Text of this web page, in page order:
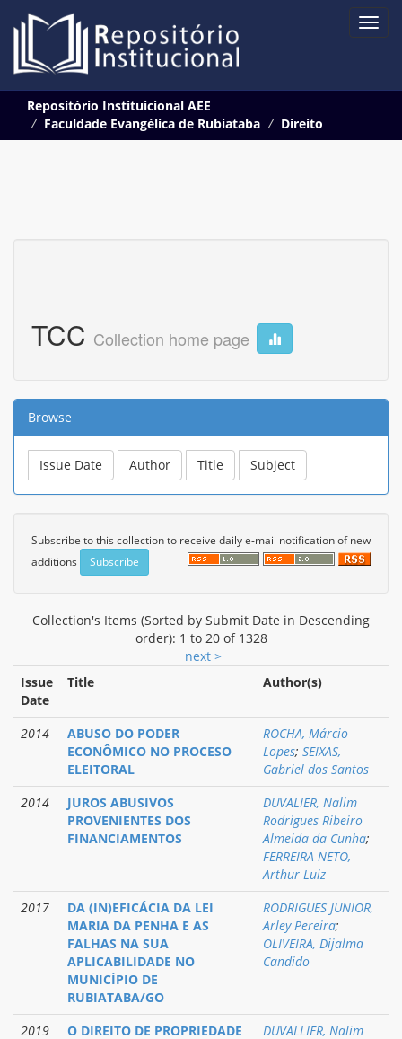
navigation
Repositório Instituicional AEE
Faculdade Evangélica de Rubiataba
Direito
TCC Collection home page
Browse
Subscribe to this collection to receive daily e-mail notification of new
additions
Collection's Items (Sorted by Submit Date in Descending
order): 1 to 20 of 1328
next >
Issue
Date
Title Author(s)
2014
ABUSO DO PODER
ECONÔMICO NO PROCESO
ELEITORAL
ROCHA, Márcio
Lopes; SEIXAS,
Gabriel dos Santos
2014
JUROS ABUSIVOS
PROVENIENTES DOS
FINANCIAMENTOS
DUVALIER, Nalim
Rodrigues Ribeiro
Almeida da Cunha;
FERREIRA NETO,
Arthur Luiz
2017
DA (IN)EFICÁCIA DA LEI
MARIA DA PENHA E AS
FALHAS NA SUA
APLICABILIDADE NO
MUNICÍPIO DE
RUBIATABA/GO
RODRIGUES JUNIOR,
Arley Pereira;
OLIVEIRA, Dijalma
Candido
2019
O DIREITO DE PROPRIEDADE
DUVALLIER, Nalim